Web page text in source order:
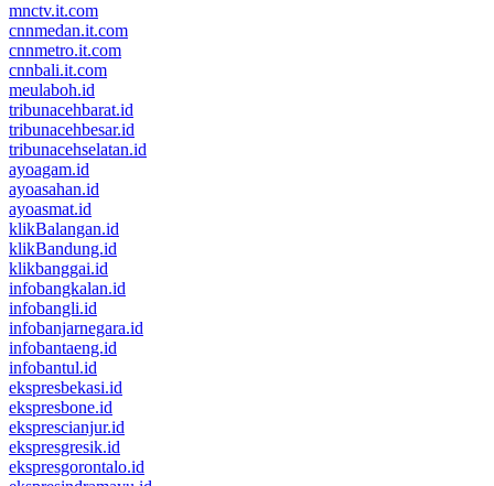
mnctv.it.com
cnnmedan.it.com
cnnmetro.it.com
cnnbali.it.com
meulaboh.id
tribunacehbarat.id
tribunacehbesar.id
tribunacehselatan.id
ayoagam.id
ayoasahan.id
ayoasmat.id
klikBalangan.id
klikBandung.id
klikbanggai.id
infobangkalan.id
infobangli.id
infobanjarnegara.id
infobantaeng.id
infobantul.id
ekspresbekasi.id
ekspresbone.id
eksprescianjur.id
ekspresgresik.id
ekspresgorontalo.id